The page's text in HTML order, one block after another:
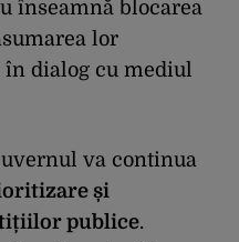
înseamnă blocarea
lor
dialog cu mediul
va continua
și
publice.